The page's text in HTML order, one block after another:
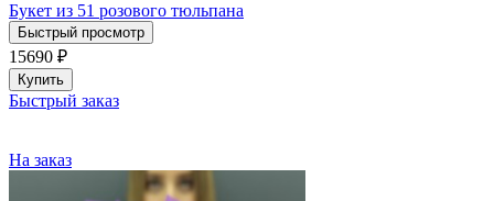
Букет из 51 розового тюльпана
Быстрый просмотр
15690 ₽
Купить
Быстрый заказ
На заказ